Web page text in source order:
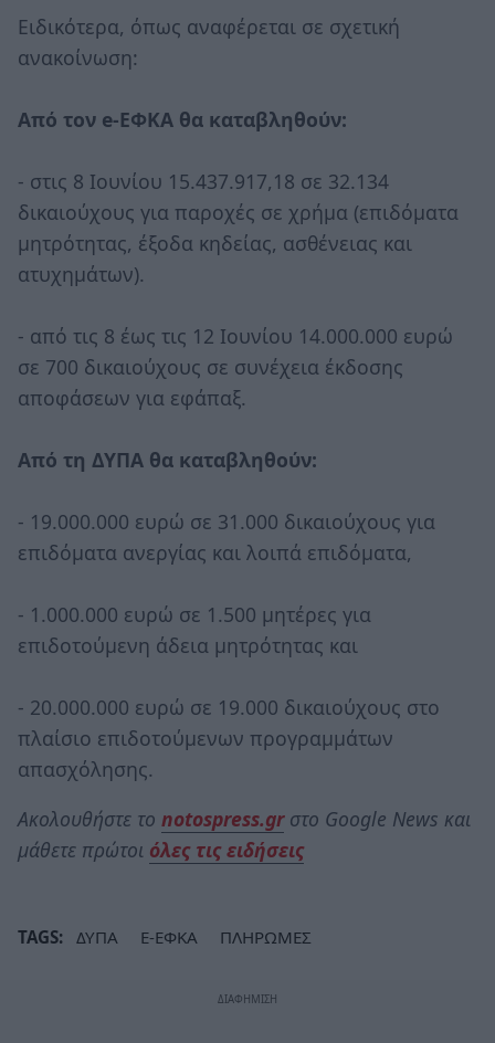
Ειδικότερα, όπως αναφέρεται σε σχετική
ανακοίνωση:
Από τον e-ΕΦΚΑ θα καταβληθούν:
- στις 8 Ιουνίου 15.437.917,18 σε 32.134
δικαιούχους για παροχές σε χρήμα (επιδόματα
μητρότητας, έξοδα κηδείας, ασθένειας και
ατυχημάτων).
- από τις 8 έως τις 12 Ιουνίου 14.000.000 ευρώ
σε 700 δικαιούχους σε συνέχεια έκδοσης
αποφάσεων για εφάπαξ.
Από τη ΔΥΠΑ θα καταβληθούν:
- 19.000.000 ευρώ σε 31.000 δικαιούχους για
επιδόματα ανεργίας και λοιπά επιδόματα,
- 1.000.000 ευρώ σε 1.500 μητέρες για
επιδοτούμενη άδεια μητρότητας και
- 20.000.000 ευρώ σε 19.000 δικαιούχους στο
πλαίσιο επιδοτούμενων προγραμμάτων
απασχόλησης.
Ακολουθήστε το notospress.grστο Google News και
μάθετε πρώτοι όλες τις ειδήσεις
TAGS: ΔΥΠΑ E-ΕΦΚΑ ΠΛΗΡΩΜΕΣ